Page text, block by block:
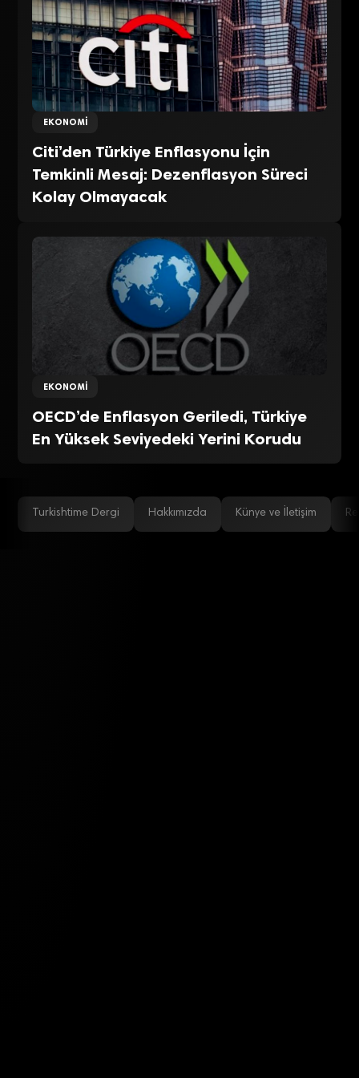
EKONOMI
Citi’den Türkiye Enflasyonu İçin
Temkinli Mesaj: Dezenflasyon Süreci
Kolay Olmayacak
EKONOMI
OECD’de Enflasyon Geriledi, Türkiye
En Yüksek Seviyedeki Yerini Korudu
Turkishtime Dergi Hakkımızda Künye ve İletişim